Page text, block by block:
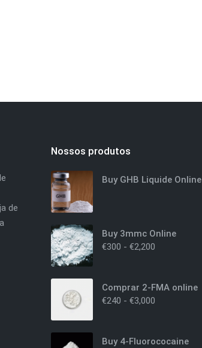
de
Nossos produtos
Buy GHB Liquide Online
Buy 3mmc Online
€300 - €2,200
Comprar 2-FMA online
€240 - €3,000
Buy 4-Fluorococaine